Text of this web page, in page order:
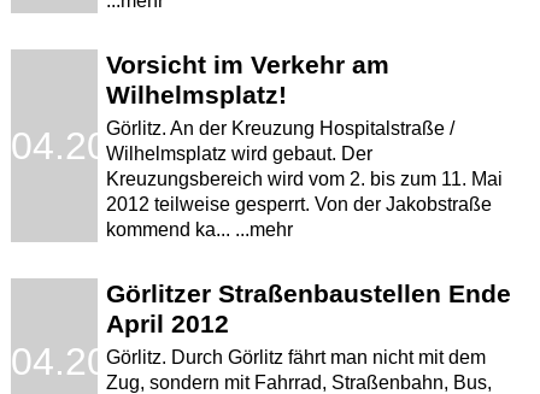
Vorsicht im Verkehr am
Wilhelmsplatz!
Görlitz. An der Kreuzung Hospitalstraße /
Wilhelmsplatz wird gebaut. Der
Kreuzungsbereich wird vom 2. bis zum 11. Mai
2012 teilweise gesperrt. Von der Jakobstraße
kommend ka... ...mehr
Görlitzer Straßenbaustellen Ende
April 2012
Görlitz. Durch Görlitz fährt man nicht mit dem
Zug, sondern mit Fahrrad, Straßenbahn, Bus,